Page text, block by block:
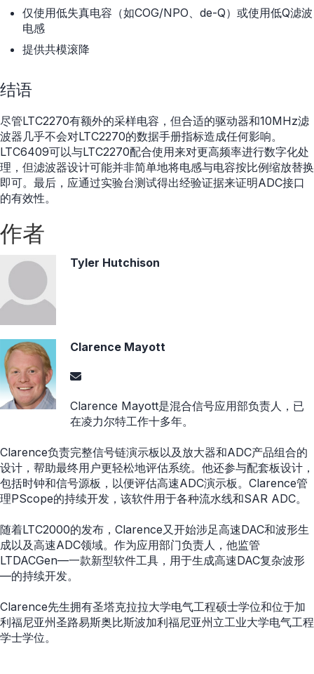
仅使用低失真电容（如COG/NPO、de-Q）或使用低Q滤波
电感
提供共模滚降
结语
尽管LTC2270有额外的采样电容，但合适的驱动器和10MHz滤
波器几乎不会对LTC2270的数据手册指标造成任何影响。
LTC6409可以与LTC2270配合使用来对更高频率进行数字化处
理，但滤波器设计可能并非简单地将电感与电容按比例缩放替换
即可。最后，应通过实验台测试得出经验证据来证明ADC接口
的有效性。
作者
Tyler Hutchison
Clarence Mayott
Clarence Mayott是混合信号应用部负责人，已
在凌力尔特工作十多年。
Clarence负责完整信号链演示板以及放大器和ADC产品组合的
设计，帮助最终用户更轻松地评估系统。他还参与配套板设计，
包括时钟和信号源板，以便评估高速ADC演示板。Clarence管
理PScope的持续开发，该软件用于各种流水线和SAR ADC。
随着LTC2000的发布，Clarence又开始涉足高速DAC和波形生
成以及高速ADC领域。作为应用部门负责人，他监管
LTDACGen—一款新型软件工具，用于生成高速DAC复杂波形
—的持续开发。
Clarence先生拥有圣塔克拉拉大学电气工程硕士学位和位于加
利福尼亚州圣路易斯奥比斯波加利福尼亚州立工业大学电气工程
学士学位。